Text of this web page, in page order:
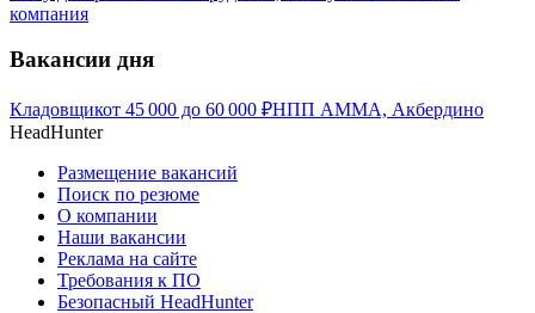
компания
Вакансии дня
Кладовщикот 45 000 до 60 000 ₽НПП АММА, Акбердино
HeadHunter
Размещение вакансий
Поиск по резюме
О компании
Наши вакансии
Реклама на сайте
Требования к ПО
Безопасный HeadHunter